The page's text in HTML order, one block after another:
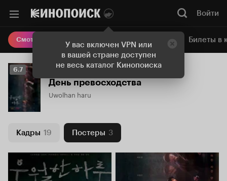
У вас включен VPN или
в вашей стране доступен
не весь каталог Кинопоиска
Войти
Смотреть кино Онлайн-кинотеатр Билеты в
Рейтинг
Кинопоиска
6.7
День превосходства
Uwolhan haru
Кадры 19 Постеры 3